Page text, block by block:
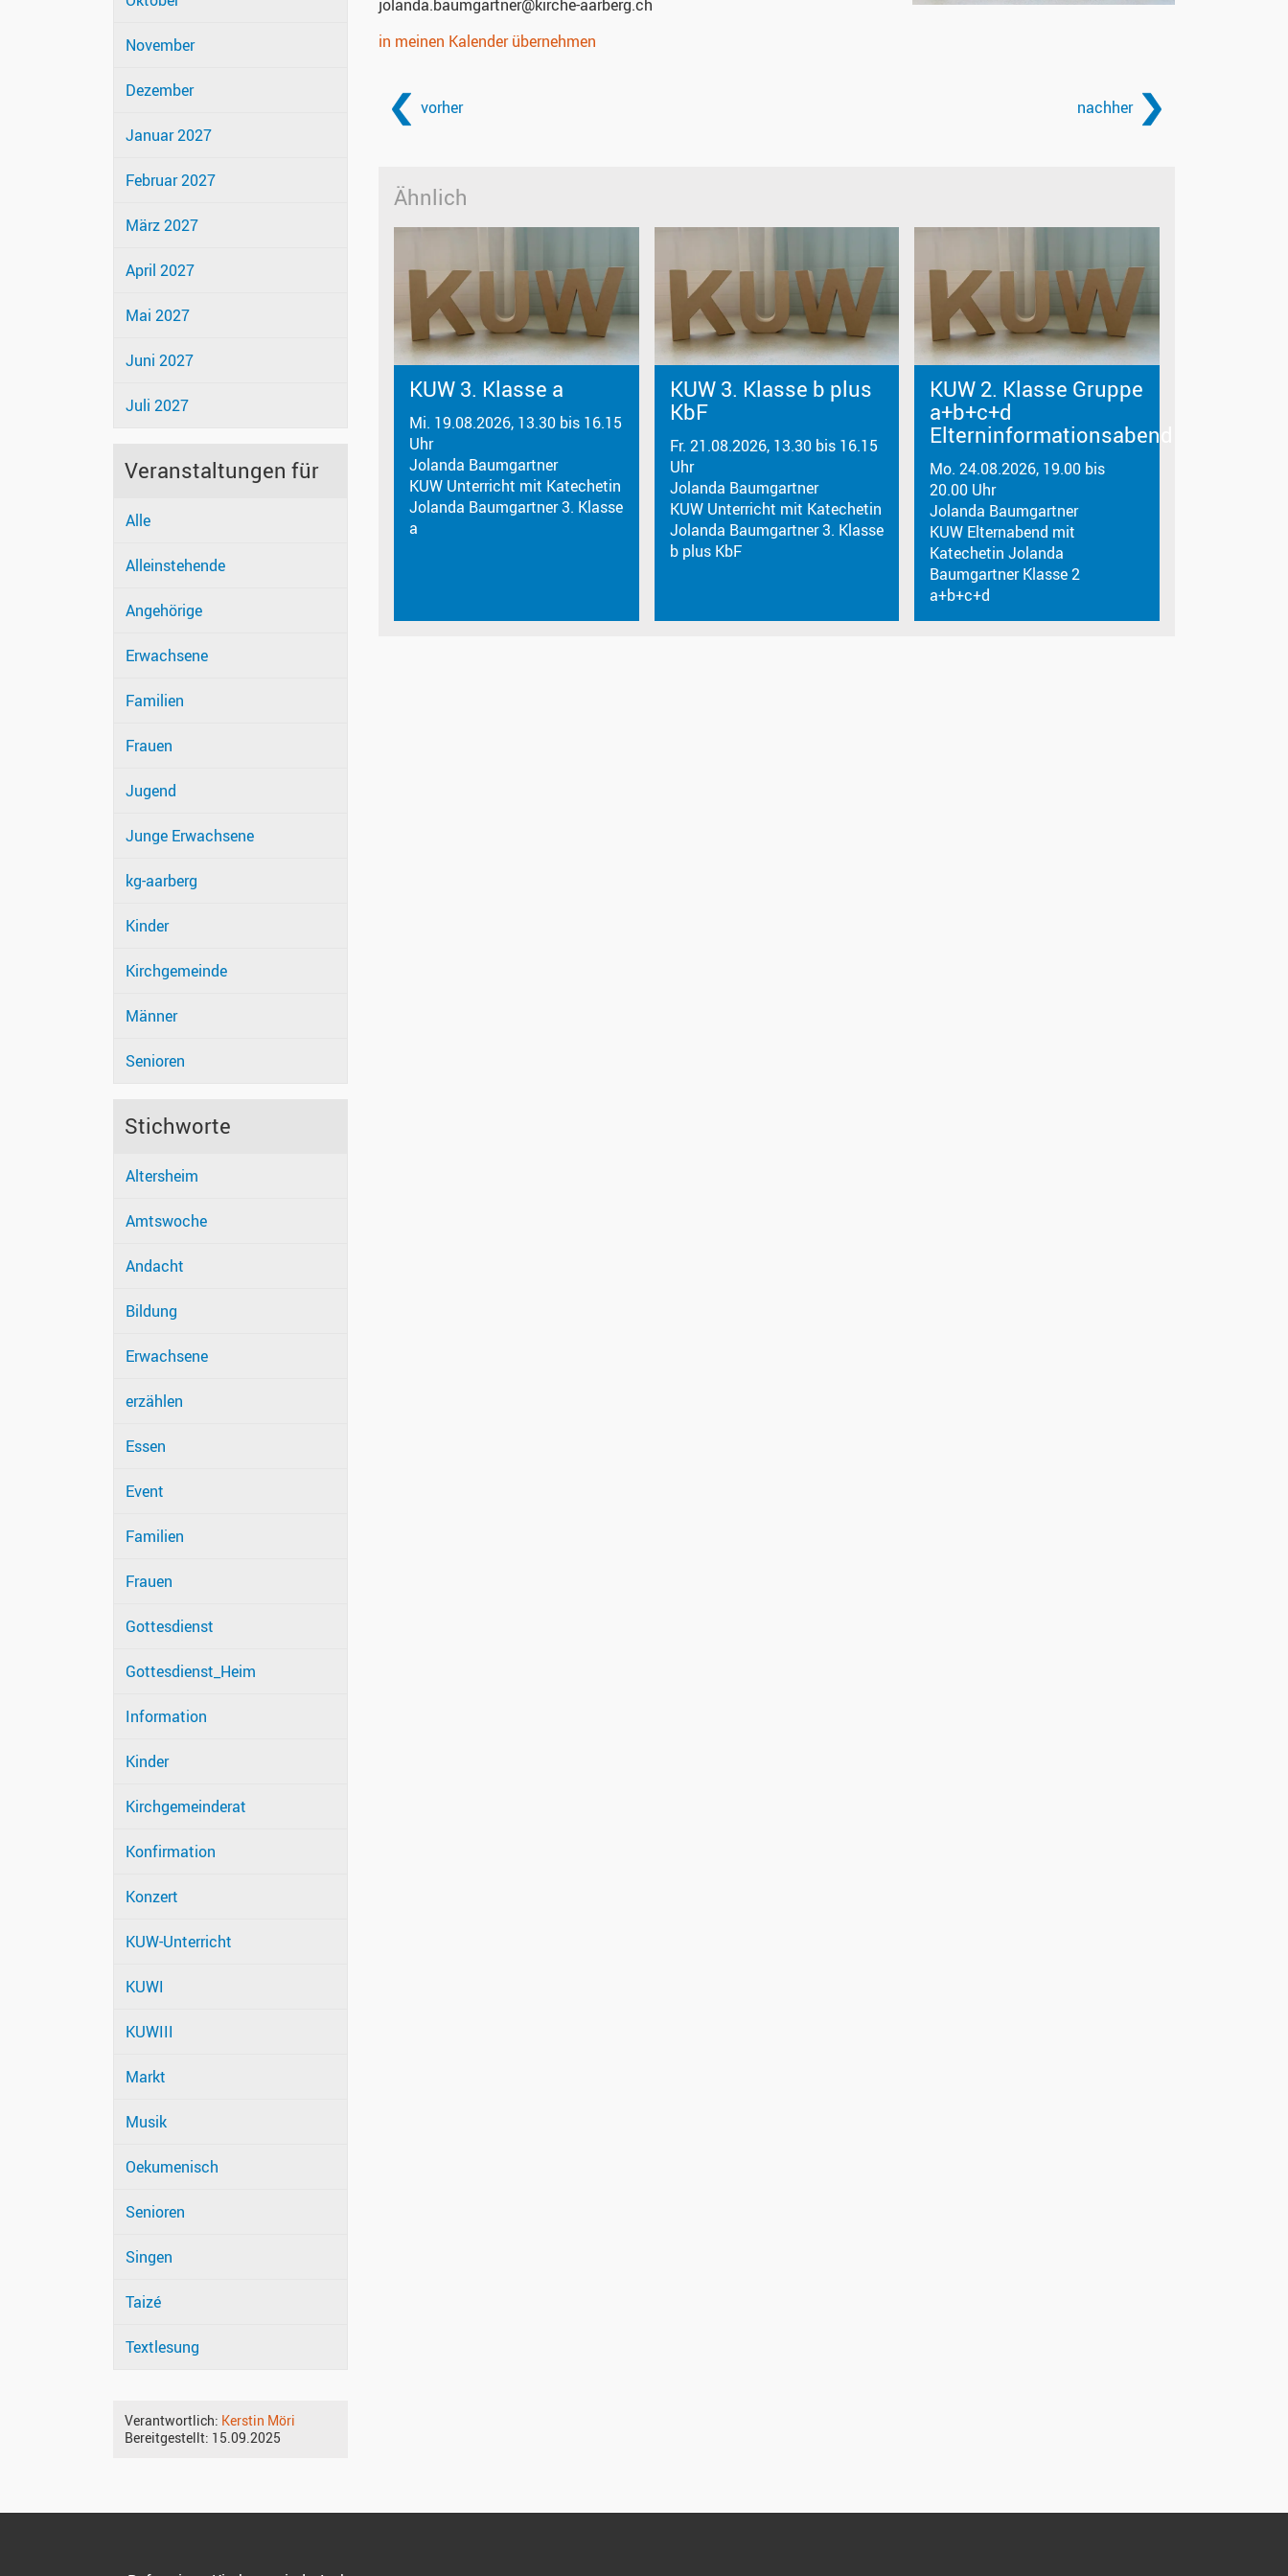
November
Dezember
Januar 2027
Februar 2027
März 2027
April 2027
Mai 2027
Juni 2027
Juli 2027
Veranstaltungen für
Alle
Alleinstehende
Angehörige
Erwachsene
Familien
Frauen
Jugend
Junge Erwachsene
kg-aarberg
Kinder
Kirchgemeinde
Männer
Senioren
Stichworte
Altersheim
Amtswoche
Andacht
Bildung
Erwachsene
erzählen
Essen
Event
Familien
Frauen
Gottesdienst
Gottesdienst_Heim
Information
Kinder
Kirchgemeinderat
Konfirmation
Konzert
KUW-Unterricht
KUWI
KUWIII
Markt
Musik
Oekumenisch
Senioren
Singen
Taizé
Textlesung
Verantwortlich: Kerstin Möri
Bereitgestellt: 15.09.2025
jolanda.baumgartner@kirche-aarberg.ch
in meinen Kalender übernehmen
vorher nachher
Ähnlich
KUW 3. Klasse a
Mi. 19.08.2026, 13.30 bis 16.15
Uhr
Jolanda Baumgartner
KUW Unterricht mit Katechetin
Jolanda Baumgartner 3. Klasse
a
KUW 3. Klasse b plus
KbF
Fr. 21.08.2026, 13.30 bis 16.15
Uhr
Jolanda Baumgartner
KUW Unterricht mit Katechetin
Jolanda Baumgartner 3. Klasse
b plus KbF
KUW 2. Klasse Gruppe
a+b+c+d
Elterninformationsabend
Mo. 24.08.2026, 19.00 bis
20.00 Uhr
Jolanda Baumgartner
KUW Elternabend mit
Katechetin Jolanda
Baumgartner Klasse 2
a+b+c+d